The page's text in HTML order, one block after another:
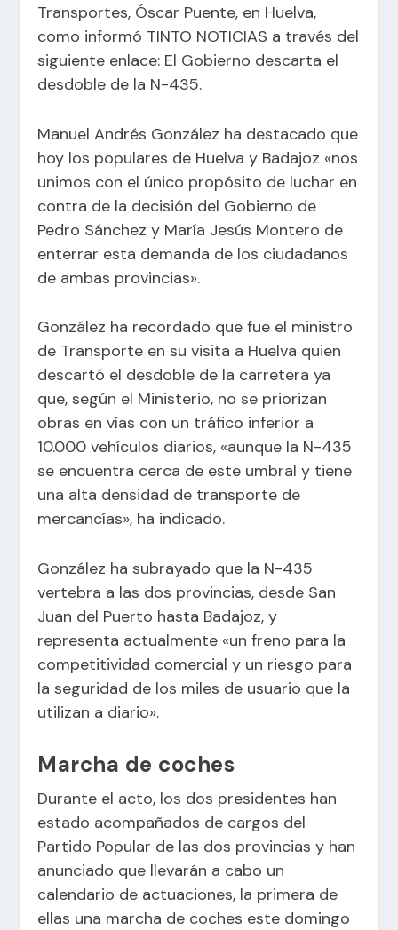
Transportes, Óscar Puente, en Huelva,
como informó TINTO NOTICIAS a través del
siguiente enlace: El Gobierno descarta el
desdoble de la N-435.
Manuel Andrés González ha destacado que
hoy los populares de Huelva y Badajoz «nos
unimos con el único propósito de luchar en
contra de la decisión del Gobierno de
Pedro Sánchez y María Jesús Montero de
enterrar esta demanda de los ciudadanos
de ambas provincias».
González ha recordado que fue el ministro
de Transporte en su visita a Huelva quien
descartó el desdoble de la carretera ya
que, según el Ministerio, no se priorizan
obras en vías con un tráfico inferior a
10.000 vehículos diarios, «aunque la N-435
se encuentra cerca de este umbral y tiene
una alta densidad de transporte de
mercancías», ha indicado.
González ha subrayado que la N-435
vertebra a las dos provincias, desde San
Juan del Puerto hasta Badajoz, y
representa actualmente «un freno para la
competitividad comercial y un riesgo para
la seguridad de los miles de usuario que la
utilizan a diario».
Marcha de coches
Durante el acto, los dos presidentes han
estado acompañados de cargos del
Partido Popular de las dos provincias y han
anunciado que llevarán a cabo un
calendario de actuaciones, la primera de
ellas una marcha de coches este domingo